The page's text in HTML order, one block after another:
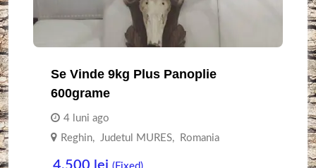
Se Vinde 9kg Plus Panoplie
600grame
4 luni ago
Reghin, Judetul MURES, Romania
4,500 lei